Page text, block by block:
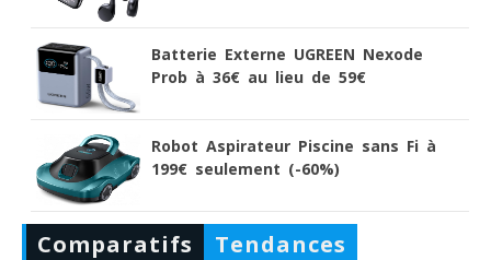
Batterie Externe UGREEN Nexode
Prob à 36€ au lieu de 59€
Robot Aspirateur Piscine sans Fi à
199€ seulement (-60%)
Comparatifs Tendances